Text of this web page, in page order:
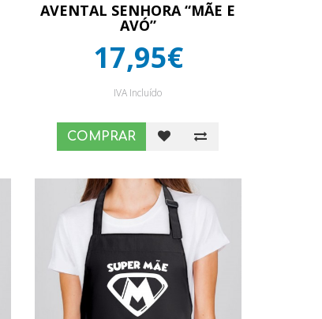
AVENTAL SENHORA “MÃE E
AVÓ”
17,95€
IVA Incluído
COMPRAR